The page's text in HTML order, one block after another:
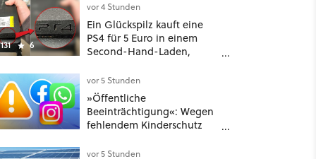
6
vor 4 Stunden
Ein Glückspilz kauft eine
PS4 für 5 Euro in einem
Second-Hand-Laden,
schon hat er seine erste
funktionierende PlayStation
[Best of GameStar]
vor 5 Stunden
»Öffentliche
Beeinträchtigung«: Wegen
fehlendem Kinderschutz
567 Millionen US-Dollar
vor 5 Stunden